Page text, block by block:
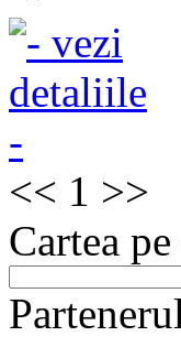
<< 1 >>
Cartea